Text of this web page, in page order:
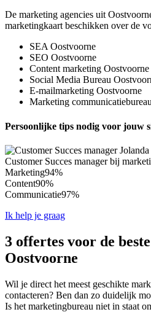
De marketing agencies uit
marketingkaart beschikken over de
SEA Oostvoorne
SEO Oostvoorne
Content marketing Oostvoorne
Social Media Bureau
E-mailmarketing Oostvoorne
Marketing
Persoonlijke tips nodig voor jouw
Customer Succes manager bij
Marketing94%
Content90%
Communicatie97%
Ik help je graag
3 offertes voor de
Oostvoorne
Wil je direct het meest geschikte
contacteren? Ben dan zo duidelijk
Is het marketingbureau niet in staat